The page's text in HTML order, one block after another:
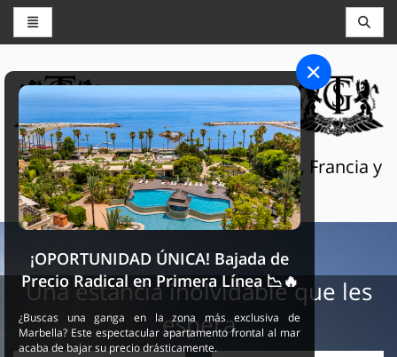
THE GRAND SELECTION
Servicios turísticos de lujo en Suiza, Francia y
España
Una estancia inolvidable que les
espera
¡OPORTUNIDAD ÚNICA! Bajada de
Precio Radical en Primera Línea 📉🔥
¿Buscas una ganga en la zona más exclusiva de
Marbella? Este espectacular apartamento frontal al mar
acaba de bajar su precio drásticamente.